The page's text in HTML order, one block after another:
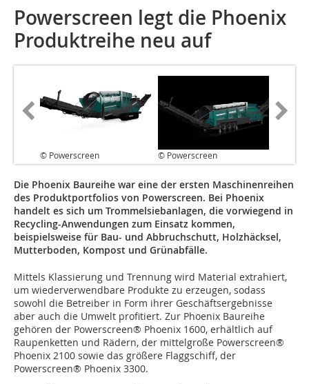
Powerscreen legt die Phoenix
Produktreihe neu auf
© Powerscreen © Powerscreen
Die Phoenix Baureihe war eine der ersten Maschinenreihen
des Produktportfolios von Powerscreen. Bei Phoenix
handelt es sich um Trommelsiebanlagen, die vorwiegend in
Recycling-Anwendungen zum Einsatz kommen,
beispielsweise für Bau- und Abbruchschutt, Holzhäcksel,
Mutterboden, Kompost und Grünabfälle.
Mittels Klassierung und Trennung wird Material extrahiert,
um wiederverwendbare Produkte zu erzeugen, sodass
sowohl die Betreiber in Form ihrer Geschäftsergebnisse
aber auch die Umwelt profitiert. Zur Phoenix Baureihe
gehören der Powerscreen® Phoenix 1600, erhältlich auf
Raupenketten und Rädern, der mittelgroße Powerscreen®
Phoenix 2100 sowie das größere Flaggschiff, der
Powerscreen® Phoenix 3300.